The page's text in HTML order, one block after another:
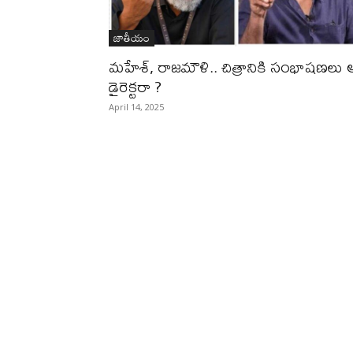
జాతీయం
మ‌హేశ్‌, రాజ‌మౌళి.. చిత్రానికి సంభాష‌ణ‌లు
డైరెక్ట‌రా ?
April 14, 2025